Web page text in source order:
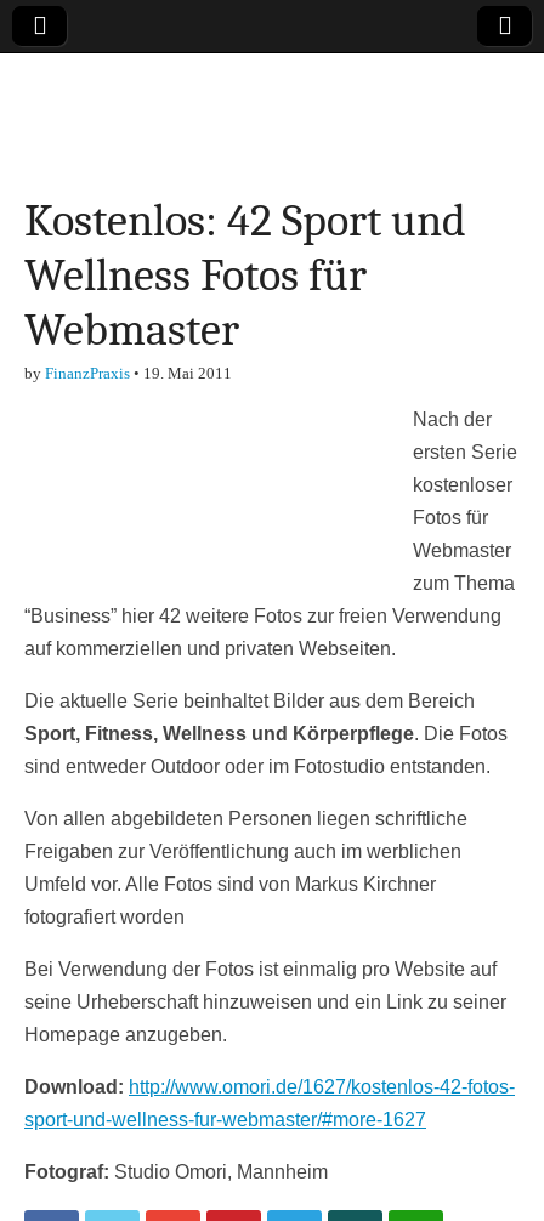
Finanzen,
Marketing-, Vertrieb-
& Investment-Tipps
Kostenlos: 42 Sport und
Wellness Fotos für
Webmaster
by FinanzPraxis • 19. Mai 2011
Nach der
ersten Serie
kostenloser
Fotos für
Webmaster
zum Thema
“Business” hier 42 weitere Fotos zur freien Verwendung
auf kommerziellen und privaten Webseiten.
Die aktuelle Serie beinhaltet Bilder aus dem Bereich
Sport, Fitness, Wellness und Körperpflege. Die Fotos
sind entweder Outdoor oder im Fotostudio entstanden.
Von allen abgebildeten Personen liegen schriftliche
Freigaben zur Veröffentlichung auch im werblichen
Umfeld vor. Alle Fotos sind von Markus Kirchner
fotografiert worden
Bei Verwendung der Fotos ist einmalig pro Website auf
seine Urheberschaft hinzuweisen und ein Link zu seiner
Homepage anzugeben.
Download: http://www.omori.de/1627/kostenlos-42-fotos-
sport-und-wellness-fur-webmaster/#more-1627
Fotograf: Studio Omori, Mannheim